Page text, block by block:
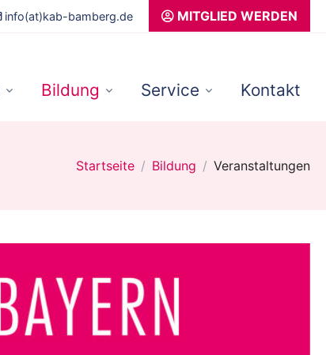
info(at)kab-bamberg.de MITGLIED WERDEN
Bildung Service Kontakt
Startseite Bildung Veranstaltungen